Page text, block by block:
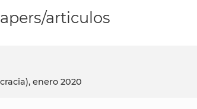
articulos
enero 2020